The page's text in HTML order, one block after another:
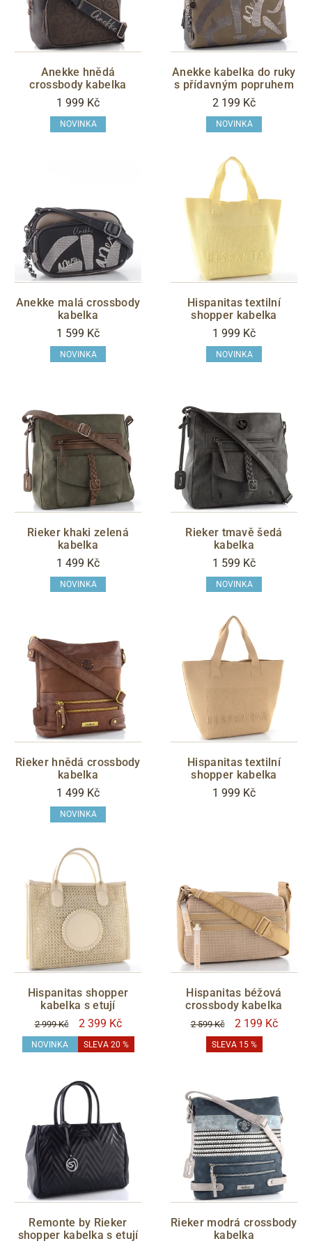
barevná
CENA
Zlevněno
EXKLUZIVNÍ KOLEKCE
Filtrovat
Anekke hnědá
crossbody kabelka
1 999 Kč
NOVINKA
Anekke kabelka do ruky
s přídavným popruhem
2 199 Kč
NOVINKA
Anekke malá crossbody
kabelka
1 599 Kč
NOVINKA
Hispanitas textilní
shopper kabelka
1 999 Kč
NOVINKA
Rieker khaki zelená
kabelka
1 499 Kč
NOVINKA
Rieker tmavě šedá
kabelka
1 599 Kč
NOVINKA
Rieker hnědá crossbody
kabelka
1 499 Kč
NOVINKA
Hispanitas textilní
shopper kabelka
1 999 Kč
Hispanitas shopper
kabelka s etují
2 999 Kč 2 399 Kč
NOVINKA SLEVA 20 %
Hispanitas béžová
crossbody kabelka
2 599 Kč 2 199 Kč
SLEVA 15 %
Remonte by Rieker
shopper kabelka s etují
Rieker modrá crossbody
kabelka